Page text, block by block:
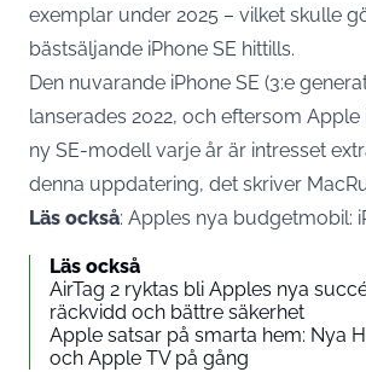
exemplar under 2025 – vilket skulle
bästsäljande iPhone SE hittills.
Den nuvarande iPhone SE (3:e
lanserades 2022, och eftersom
ny SE-modell varje år är intresset
denna uppdatering, det skriver
Läs också: Apples nya budgetmobil:
Läs också
AirTag 2 ryktas bli Apples nya
räckvidd och bättre säkerhet
Apple satsar på smarta hem: Nya
och Apple TV på gång